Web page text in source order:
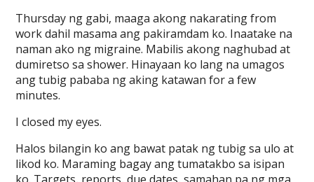
Thursday ng gabi, maaga akong nakarating from
work dahil masama ang pakiramdam ko. Inaatake na
naman ako ng migraine. Mabilis akong naghubad at
dumiretso sa shower. Hinayaan ko lang na umagos
ang tubig pababa ng aking katawan for a few
minutes.
I closed my eyes.
Halos bilangin ko ang bawat patak ng tubig sa ulo at
likod ko. Maraming bagay ang tumatakbo sa isipan